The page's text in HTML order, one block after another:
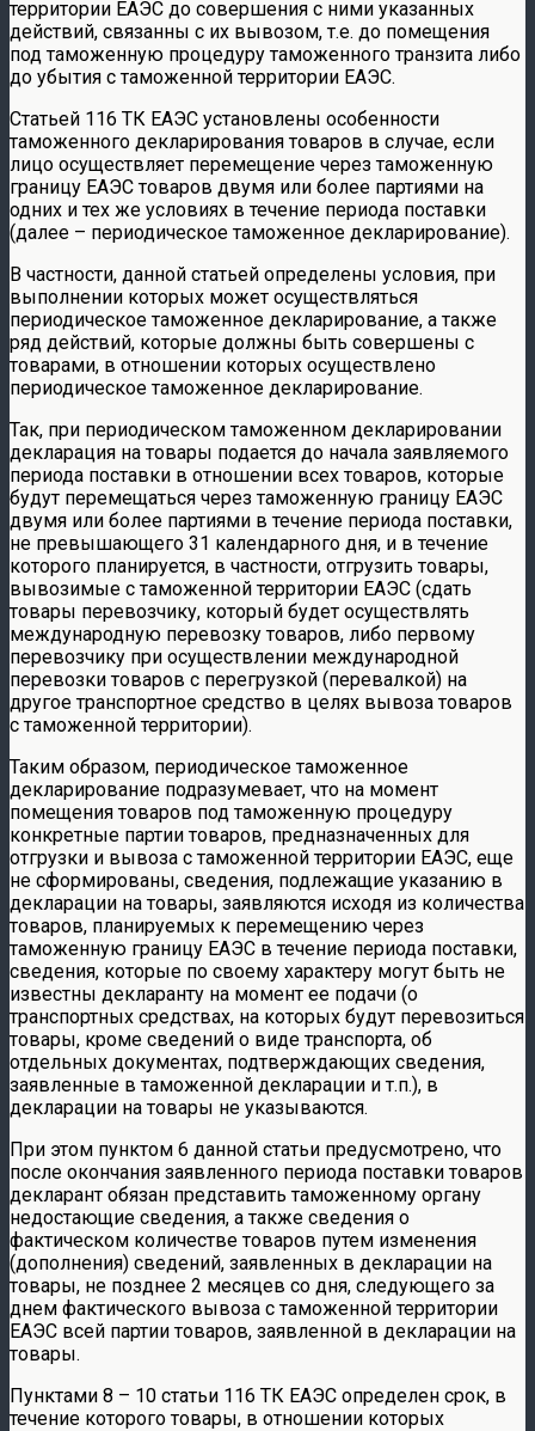
территории ЕАЭС до совершения с ними указанных
действий, связанны с их вывозом, т.е. до помещения
под таможенную процедуру таможенного транзита либо
до убытия с таможенной территории ЕАЭС.
Статьей 116 ТК ЕАЭС установлены особенности
таможенного декларирования товаров в случае, если
лицо осуществляет перемещение через таможенную
границу ЕАЭС товаров двумя или более партиями на
одних и тех же условиях в течение периода поставки
(далее – периодическое таможенное декларирование).
В частности, данной статьей определены условия, при
выполнении которых может осуществляться
периодическое таможенное декларирование, а также
ряд действий, которые должны быть совершены с
товарами, в отношении которых осуществлено
периодическое таможенное декларирование.
Так, при периодическом таможенном декларировании
декларация на товары подается до начала заявляемого
периода поставки в отношении всех товаров, которые
будут перемещаться через таможенную границу ЕАЭС
двумя или более партиями в течение периода поставки,
не превышающего 31 календарного дня, и в течение
которого планируется, в частности, отгрузить товары,
вывозимые с таможенной территории ЕАЭС (сдать
товары перевозчику, который будет осуществлять
международную перевозку товаров, либо первому
перевозчику при осуществлении международной
перевозки товаров с перегрузкой (перевалкой) на
другое транспортное средство в целях вывоза товаров
с таможенной территории).
Таким образом, периодическое таможенное
декларирование подразумевает, что на момент
помещения товаров под таможенную процедуру
конкретные партии товаров, предназначенных для
отгрузки и вывоза с таможенной территории ЕАЭС, еще
не сформированы, сведения, подлежащие указанию в
декларации на товары, заявляются исходя из количества
товаров, планируемых к перемещению через
таможенную границу ЕАЭС в течение периода поставки,
сведения, которые по своему характеру могут быть не
известны декларанту на момент ее подачи (о
транспортных средствах, на которых будут перевозиться
товары, кроме сведений о виде транспорта, об
отдельных документах, подтверждающих сведения,
заявленные в таможенной декларации и т.п.), в
декларации на товары не указываются.
При этом пунктом 6 данной статьи предусмотрено, что
после окончания заявленного периода поставки товаров
декларант обязан представить таможенному органу
недостающие сведения, а также сведения о
фактическом количестве товаров путем изменения
(дополнения) сведений, заявленных в декларации на
товары, не позднее 2 месяцев со дня, следующего за
днем фактического вывоза с таможенной территории
ЕАЭС всей партии товаров, заявленной в декларации на
товары.
Пунктами 8 – 10 статьи 116 ТК ЕАЭС определен срок, в
течение которого товары, в отношении которых